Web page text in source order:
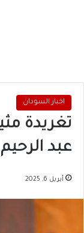
اخبار السودان
تغريدة
عبد
أبريل 6, 2025